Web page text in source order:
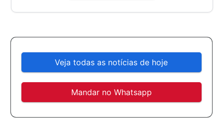
Veja todas as notícias de hoje
Mandar no Whatsapp